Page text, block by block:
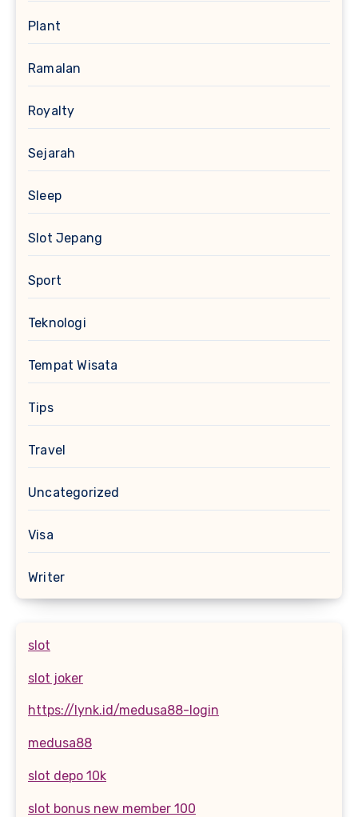
Plant
Ramalan
Royalty
Sejarah
Sleep
Slot Jepang
Sport
Teknologi
Tempat Wisata
Tips
Travel
Uncategorized
Visa
Writer
slot
slot joker
https://lynk.id/medusa88-login
medusa88
slot depo 10k
slot bonus new member 100